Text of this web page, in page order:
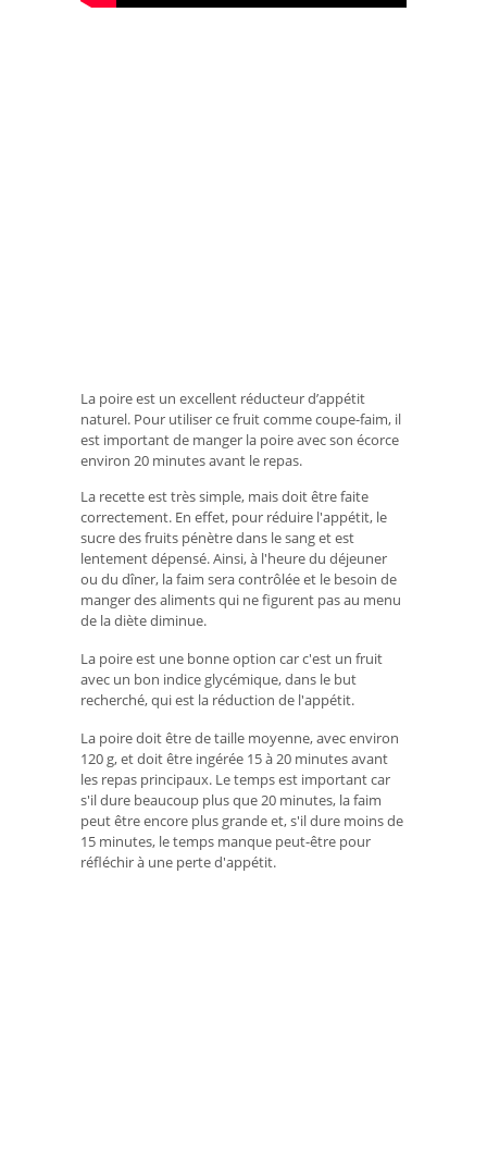
La poire est un excellent réducteur d’appétit
naturel. Pour utiliser ce fruit comme coupe-faim, il
est important de manger la poire avec son écorce
environ 20 minutes avant le repas.
La recette est très simple, mais doit être faite
correctement. En effet, pour réduire l'appétit, le
sucre des fruits pénètre dans le sang et est
lentement dépensé. Ainsi, à l'heure du déjeuner
ou du dîner, la faim sera contrôlée et le besoin de
manger des aliments qui ne figurent pas au menu
de la diète diminue.
La poire est une bonne option car c'est un fruit
avec un bon indice glycémique, dans le but
recherché, qui est la réduction de l'appétit.
La poire doit être de taille moyenne, avec environ
120 g, et doit être ingérée 15 à 20 minutes avant
les repas principaux. Le temps est important car
s'il dure beaucoup plus que 20 minutes, la faim
peut être encore plus grande et, s'il dure moins de
15 minutes, le temps manque peut-être pour
réfléchir à une perte d'appétit.